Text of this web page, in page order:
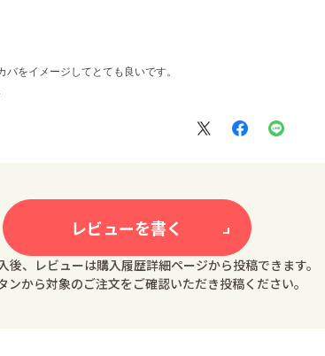
をイメージしてとても良いです。
レビューを書く
後、レビューは購入履歴詳細ページから投稿できます。
ンから対象のご注文をご確認いただき投稿ください。